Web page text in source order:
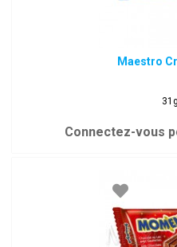
Maestro
31g
Connectez-vous